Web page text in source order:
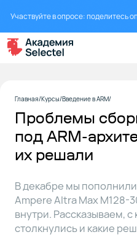
Участвуйте в опросе: поделитесь
1
загрузка,
или
часть, в
которой
все идет
2
Arch Linux
для ARM,
или
Главная Курсы Введение в ARM
Проблемы
под ARM-
их решали
В декабре мы
Ampere Altra Max M128-
внутри. Рассказываем,
столкнулись и какие